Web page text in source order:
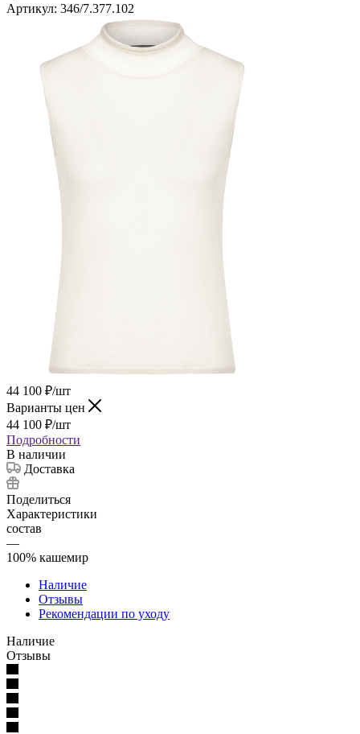
Артикул: 346/7.377.102
44 100 ₽/шт
Варианты цен
44 100 ₽/шт
Подробности
В наличии
Доставка
Поделиться
Характеристики
состав
—
100% кашемир
Наличие
Отзывы
Рекомендации по уходу
Наличие
Отзывы